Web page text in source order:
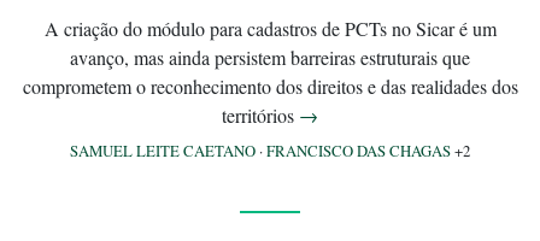
A criação do módulo para cadastros de PCTs no Sicar é um
avanço, mas ainda persistem barreiras estruturais que
comprometem o reconhecimento dos direitos e das realidades dos
territórios →
SAMUEL LEITE CAETANO ·FRANCISCO DAS CHAGAS+2